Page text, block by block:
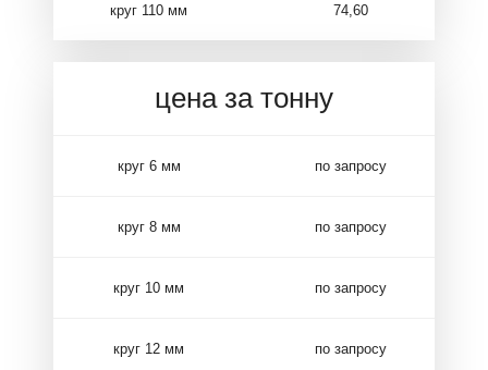
круг 110 мм 74,60
цена за тонну
круг 6 мм по запросу
круг 8 мм по запросу
круг 10 мм по запросу
круг 12 мм по запросу